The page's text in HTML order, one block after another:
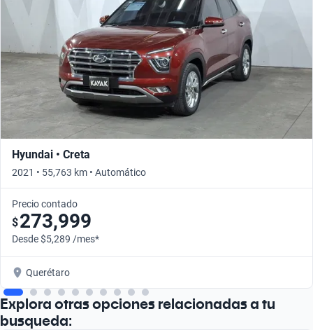
Hyundai • Creta
2021 • 55,763 km • Automático
Precio contado
$273,999
Desde $5,289 /mes*
Querétaro
Explora otras opciones relacionadas a tu
busqueda: